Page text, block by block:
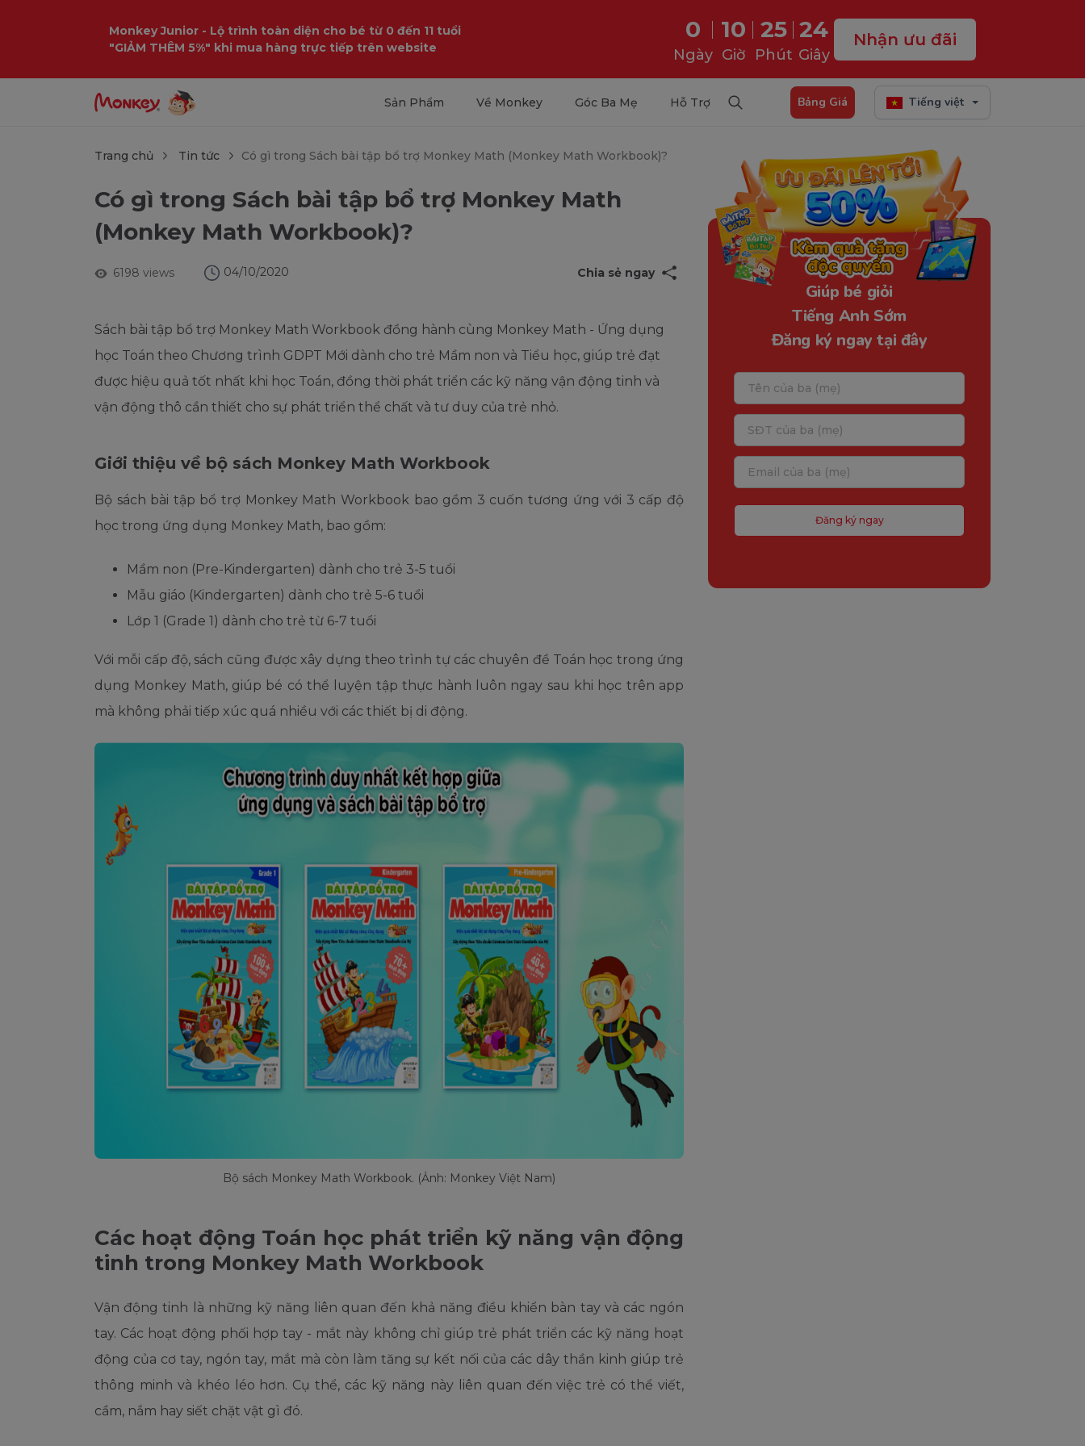
Monkey Junior - Lộ trình toàn diện cho bé từ 0 đến 11 tuổi
"GIẢM THÊM 5%" khi mua hàng trực tiếp trên website
0
Ngày
10
Giờ
25
Phút
23
Giây
Nhận ưu đãi
Sản Phẩm Về Monkey Góc Ba Mẹ Hỗ Trợ Bảng Giá Tiếng việt
Trang chủ Tin tức Có gì trong Sách bài tập bổ trợ Monkey Math (Monkey Math Workbook)?
Có gì trong Sách bài tập bổ trợ Monkey Math
(Monkey Math Workbook)?
6198 views 04/10/2020 Chia sẻ ngay
Sách bài tập bổ trợ Monkey Math Workbook đồng hành cùng Monkey Math - Ứng dụng
học Toán theo Chương trình GDPT Mới dành cho trẻ Mầm non và Tiểu học, giúp trẻ đạt
được hiệu quả tốt nhất khi học Toán, đồng thời phát triển các kỹ năng vận động tinh và
vận động thô cần thiết cho sự phát triển thể chất và tư duy của trẻ nhỏ.
Giới thiệu về bộ sách Monkey Math Workbook
Bộ sách bài tập bổ trợ Monkey Math Workbook bao gồm 3 cuốn tương ứng với 3 cấp độ
học trong ứng dụng Monkey Math, bao gồm:
Mầm non (Pre-Kindergarten) dành cho trẻ 3-5 tuổi
Mẫu giáo (Kindergarten) dành cho trẻ 5-6 tuổi
Lớp 1 (Grade 1) dành cho trẻ từ 6-7 tuổi
Với mỗi cấp độ, sách cũng được xây dựng theo trình tự các chuyên đề Toán học trong ứng
dụng Monkey Math, giúp bé có thể luyện tập thực hành luôn ngay sau khi học trên app
mà không phải tiếp xúc quá nhiều với các thiết bị di động.
Bộ sách Monkey Math Workbook. (Ảnh: Monkey Việt Nam)
Các hoạt động Toán học phát triển kỹ năng vận động
tinh trong Monkey Math Workbook
Vận động tinh là những kỹ năng liên quan đến khả năng điều khiển bàn tay và các ngón
tay. Các hoạt động phối hợp tay - mắt này không chỉ giúp trẻ phát triển các kỹ năng hoạt
động của cơ tay, ngón tay, mắt mà còn làm tăng sự kết nối của các dây thần kinh giúp trẻ
thông minh và khéo léo hơn. Cụ thể, các kỹ năng này liên quan đến việc trẻ có thể viết,
cầm, nắm hay siết chặt vật gì đó.
Giúp bé giỏi
Tiếng Anh Sớm
Đăng ký ngay tại đây
Đăng ký ngay